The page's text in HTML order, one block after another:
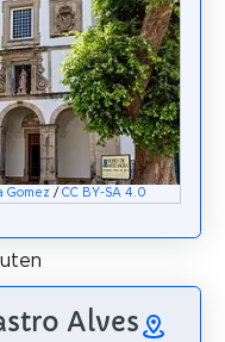
Gomez /CC BY-SA 4.0
Alves